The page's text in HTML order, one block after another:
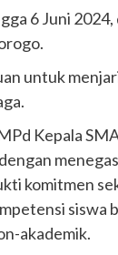
6 Juni 2024,
untuk
Kepala
komitmen
siswa
akademik.